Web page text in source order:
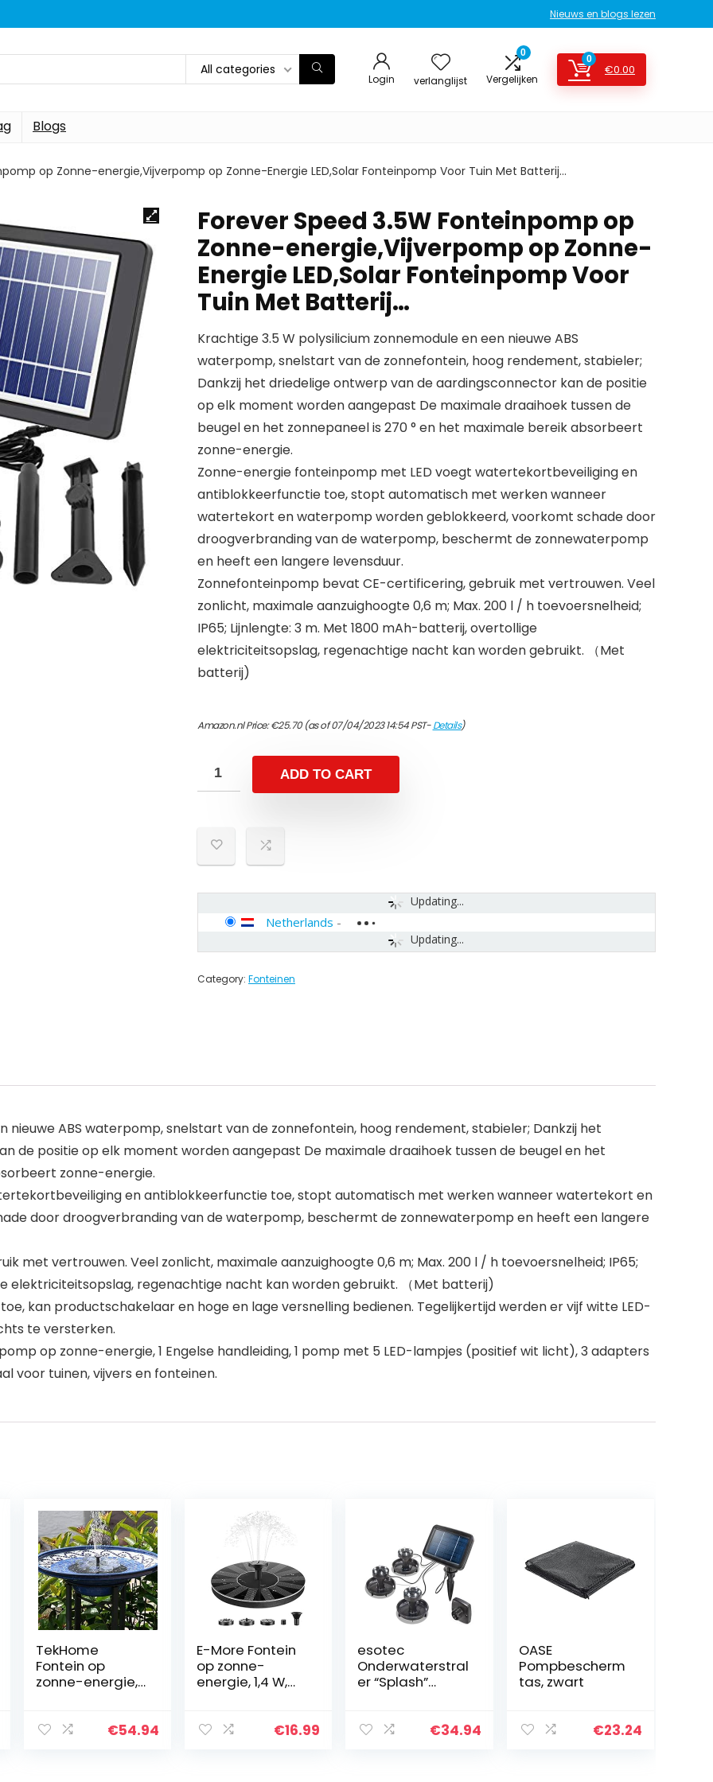
Nieuws en blogs lezen
All categories
Login verlanglijst
0
Vergelijken
0
€0.00
Blogs
op Zonne-energie,Vijverpomp op Zonne-Energie LED,Solar Fonteinpomp Voor Tuin Met Batterij…
Forever Speed 3.5W Fonteinpomp op
Zonne-energie,Vijverpomp op Zonne-
Energie LED,Solar Fonteinpomp Voor
Tuin Met Batterij…
Krachtige 3.5 W polysilicium zonnemodule en een nieuwe ABS
waterpomp, snelstart van de zonnefontein, hoog rendement, stabieler;
Dankzij het driedelige ontwerp van de aardingsconnector kan de positie
op elk moment worden aangepast De maximale draaihoek tussen de
beugel en het zonnepaneel is 270 ° en het maximale bereik absorbeert
zonne-energie.
Zonne-energie fonteinpomp met LED voegt watertekortbeveiliging en
antiblokkeerfunctie toe, stopt automatisch met werken wanneer
watertekort en waterpomp worden geblokkeerd, voorkomt schade door
droogverbranding van de waterpomp, beschermt de zonnewaterpomp
en heeft een langere levensduur.
Zonnefonteinpomp bevat CE-certificering, gebruik met vertrouwen. Veel
zonlicht, maximale aanzuighoogte 0,6 m; Max. 200 l / h toevoersnelheid;
IP65; Lijnlengte: 3 m. Met 1800 mAh-batterij, overtollige
elektriciteitsopslag, regenachtige nacht kan worden gebruikt. （Met
batterij)
Amazon.nl Price:€25.70(as of 07/04/2023 14:54 PST-Details)
ADD TO CART
Updating...
Updating...
Netherlands -
Category: Fonteinen
nieuwe ABS waterpomp, snelstart van de zonnefontein, hoog rendement, stabieler; Dankzij het
de positie op elk moment worden aangepast De maximale draaihoek tussen de beugel en het
zonne-energie.
en antiblokkeerfunctie toe, stopt automatisch met werken wanneer watertekort en
door droogverbranding van de waterpomp, beschermt de zonnewaterpomp en heeft een langere
met vertrouwen. Veel zonlicht, maximale aanzuighoogte 0,6 m; Max. 200 l / h toevoersnelheid; IP65;
elektriciteitsopslag, regenachtige nacht kan worden gebruikt. （Met batterij)
kan productschakelaar en hoge en lage versnelling bedienen. Tegelijkertijd werden er vijf witte LED-
te versterken.
op zonne-energie, 1 Engelse handleiding, 1 pomp met 5 LED-lampjes (positief wit licht), 3 adapters
voor tuinen, vijvers en fonteinen.
TekHome
Fontein op
zonne-energie,
tuindecoratie,
€54.94
E-More Fontein
op zonne-
energie, 1,4 W,
zonne-
€16.99
esotec
Onderwaterstral
er “Splash”
€34.94
OASE
Pompbescherm
tas, zwart
€23.24